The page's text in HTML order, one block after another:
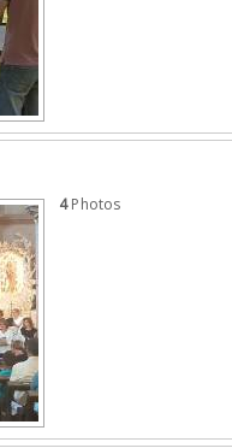
4Photos